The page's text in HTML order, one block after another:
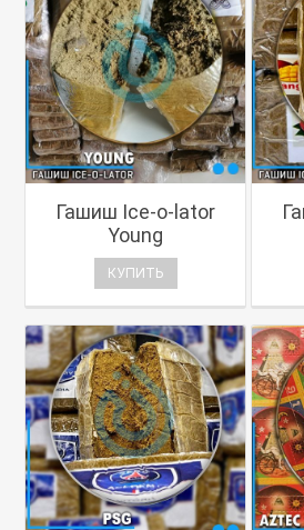
Гашиш Ice-o-lator
Young
КУПИТЬ